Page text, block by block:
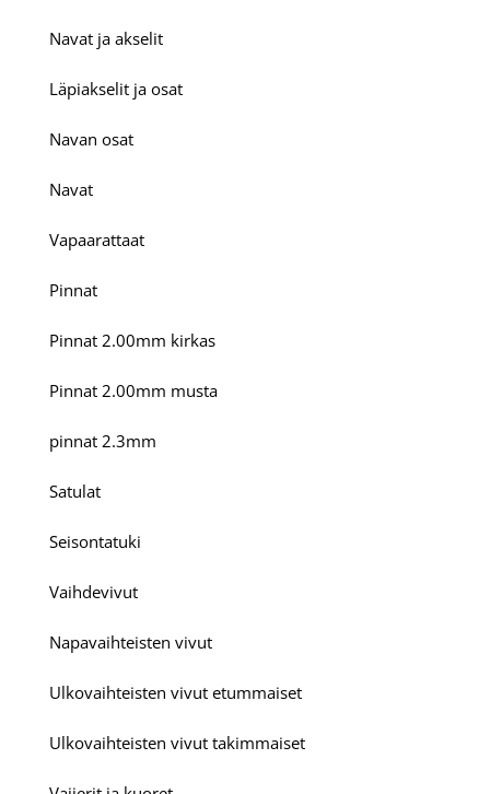
Navat ja akselit
Läpiakselit ja osat
Navan osat
Navat
Vapaarattaat
Pinnat
Pinnat 2.00mm kirkas
Pinnat 2.00mm musta
pinnat 2.3mm
Satulat
Seisontatuki
Vaihdevivut
Napavaihteisten vivut
Ulkovaihteisten vivut etummaiset
Ulkovaihteisten vivut takimmaiset